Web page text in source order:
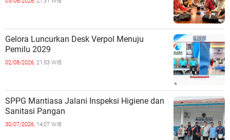
Gelora Luncurkan Desk Verpol Menuju
Pemilu 2029
02/08/2026, 21:53 WIB
SPPG Mantiasa Jalani Inspeksi Higiene dan
Sanitasi Pangan
30/07/2026, 14:07 WIB